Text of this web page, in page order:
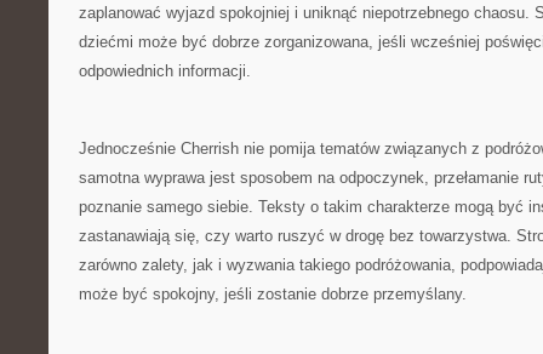
zaplanować wyjazd spokojniej i uniknąć niepotrzebnego chaosu.
dziećmi może być dobrze zorganizowana, jeśli wcześniej
odpowiednich informacji.
Jednocześnie Cherrish nie pomija tematów związanych z
samotna wyprawa jest sposobem na odpoczynek, przełamanie
poznanie samego siebie. Teksty o takim charakterze mogą być
zastanawiają się, czy warto ruszyć w drogę bez towarzystwa.
zarówno zalety, jak i wyzwania takiego podróżowania,
może być spokojny, jeśli zostanie dobrze przemyślany.